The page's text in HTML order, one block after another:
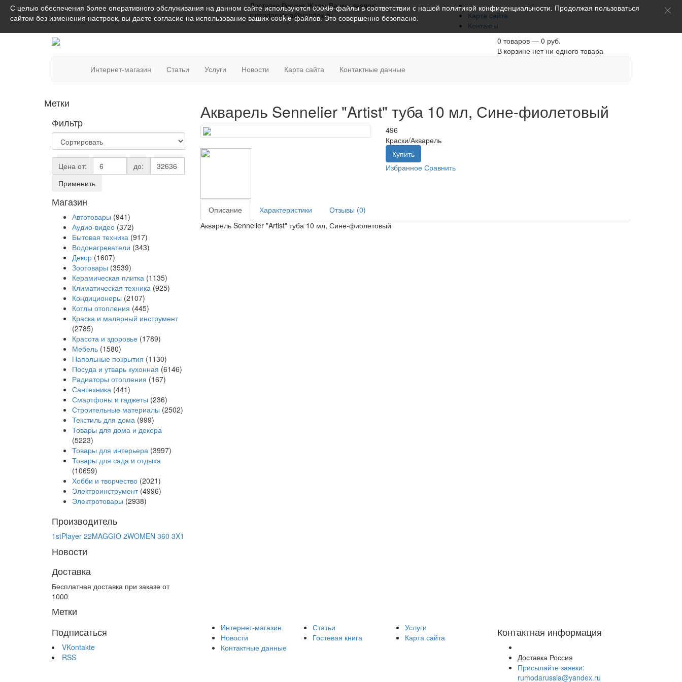
Доставка РоссияЖдем Ваших заявок:
rumodarussia@yandex.ru
Карта сайта
Контакты
0 товаров — 0 руб.
В корзине нет ни одного товара
Интернет-магазин
Статьи Услуги Новости Карта сайта Контактные данные
Метки
Фильтр
Цена от:
до:
Применить
Магазин
Автотовары (941)
Аудио-видео (372)
Бытовая техника (917)
Водонагреватели (343)
Декор (1607)
Зоотовары (3539)
Керамическая плитка (1135)
Климатическая техника (925)
Кондиционеры (2107)
Котлы отопления (445)
Краска и малярный инструмент
(2785)
Красота и здоровье (1789)
Мебель (1580)
Напольные покрытия (1130)
Посуда и утварь кухонная (6146)
Радиаторы отопления (167)
Сантехника (441)
Смартфоны и гаджеты (236)
Строительные материалы (2502)
Текстиль для дома (999)
Товары для дома и декора
(5223)
Товары для интерьера (3997)
Товары для сада и отдыха
(10659)
Хобби и творчество (2021)
Электроинструмент (4996)
Электротовары (2938)
Производитель
1stPlayer 22MAGGIO 2WOMEN 360 3X1
Новости
Доставка
Бесплатная доставка при заказе от
1000
Метки
Акварель Sennelier "Artist" туба 10 мл, Сине-фиолетовый
496
Краски/Акварель
Купить
Избранное Сравнить
Описание Характеристики
Отзывы (0)
Акварель Sennelier "Artist" туба 10 мл, Сине-фиолетовый
Подписаться
VKontakte
RSS
Интернет-магазин Статьи
Услуги
Новости
Гостевая книга
Карта сайта
Контактные данные
Контактная информация
Доставка Россия
Присылайте заявки:
rumodarussia@yandex.ru
С целью обеспечения более оперативного обслуживания на данном сайте используются cookie-файлы в соответствии с нашей политикой конфиденциальности. Продолжая пользоваться
сайтом без изменения настроек, вы даете согласие на использование ваших cookie-файлов. Это совершенно безопасно.